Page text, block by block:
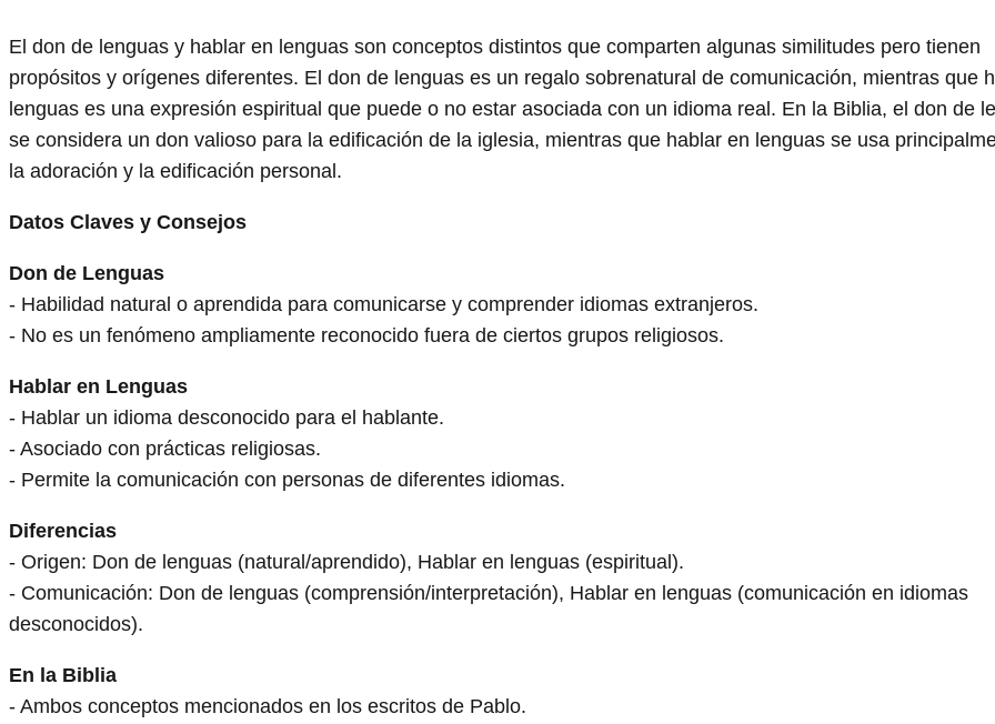
El don de lenguas y hablar en lenguas son conceptos distintos que comparten algunas similitudes pero tienen
propósitos y orígenes diferentes. El don de lenguas es un regalo sobrenatural de comunicación, mientras que
lenguas es una expresión espiritual que puede o no estar asociada con un idioma real. En la Biblia, el don de
se considera un don valioso para la edificación de la iglesia, mientras que hablar en lenguas se usa
la adoración y la edificación personal.
Datos Claves y Consejos
Don de Lenguas
- Habilidad natural o aprendida para comunicarse y comprender idiomas extranjeros.
- No es un fenómeno ampliamente reconocido fuera de ciertos grupos religiosos.
Hablar en Lenguas
- Hablar un idioma desconocido para el hablante.
- Asociado con prácticas religiosas.
- Permite la comunicación con personas de diferentes idiomas.
Diferencias
- Origen: Don de lenguas (natural/aprendido), Hablar en lenguas (espiritual).
- Comunicación: Don de lenguas (comprensión/interpretación), Hablar en lenguas (comunicación en idiomas
desconocidos).
En la Biblia
- Ambos conceptos mencionados en los escritos de Pablo.